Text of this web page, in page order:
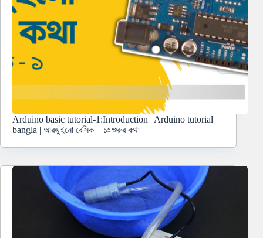
Arduino basic tutorial-1:Introduction | Arduino tutorial
bangla | আরডুইনো বেসিক – ১ঃ শুরুর কথা